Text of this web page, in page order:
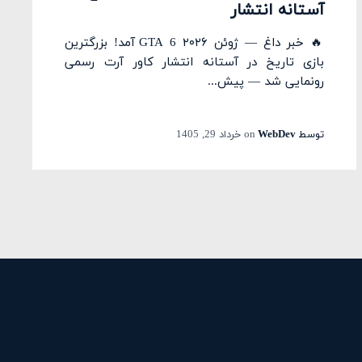
آستانه انتشار
🔥 خبر داغ — ژوئن ۲۰۲۶ GTA 6 آمد! بزرگترین
بازی تاریخ در آستانه انتشار کاور آرت رسمی
رونمایی شد — پیش...
توسطWebDev
on خرداد 29, 1405